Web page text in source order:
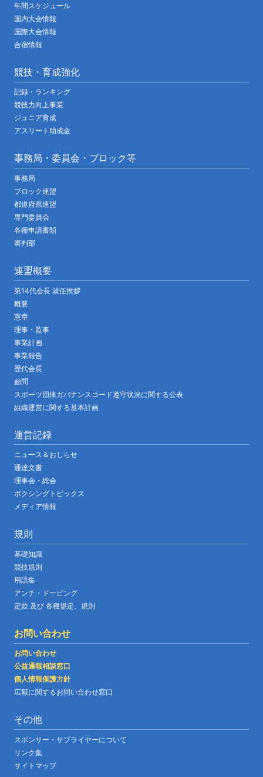
年間スケジュール
国内大会情報
国際大会情報
合宿情報
競技・育成強化
記録・ランキング
競技力向上事業
ジュニア育成
アスリート助成金
事務局・委員会・ブロック等
事務局
ブロック連盟
都道府県連盟
専門委員会
各種申請書類
審判部
連盟概要
第14代会長 就任挨拶
概要
憲章
理事・監事
事業計画
事業報告
歴代会長
顧問
スポーツ団体ガバナンスコード遵守状況に関する公表
組織運営に関する基本計画
運営記録
ニュース＆おしらせ
通達文書
理事会・総会
ボクシングトピックス
メディア情報
規則
基礎知識
競技規則
用語集
アンチ・ドーピング
定款 及び 各種規定、規則
お問い合わせ
お問い合わせ
公益通報相談窓口
個人情報保護方針
広報に関するお問い合わせ窓口
その他
スポンサー・サプライヤーについて
リンク集
サイトマップ